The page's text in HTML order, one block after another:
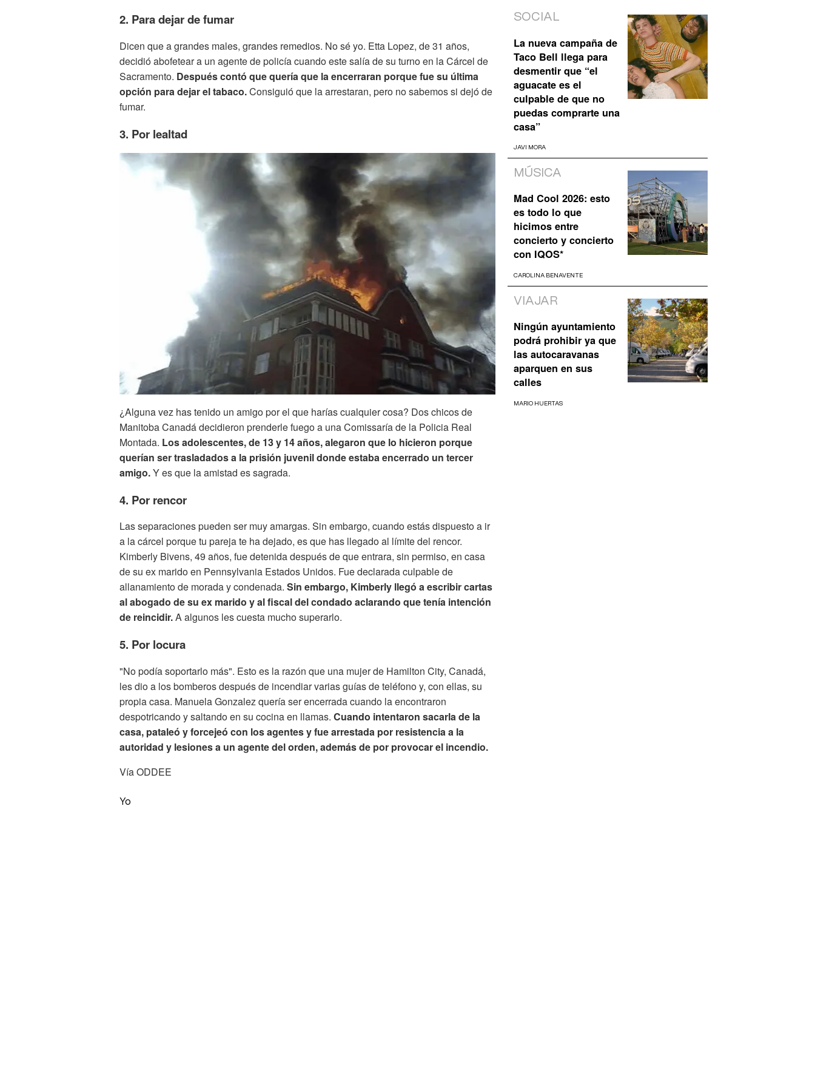
2. Para dejar de fumar
Dicen que a grandes males, grandes remedios. No sé yo. Etta Lopez, de 31 años,
decidió abofetear a un agente de policía cuando este salía de su turno en la Cárcel de
Sacramento. Después contó que quería que la encerraran porque fue su última
opción para dejar el tabaco.Consiguió que la arrestaran, pero no sabemos si dejó de
fumar.
3. Por lealtad
¿Alguna vez has tenido un amigo por el que harías cualquier cosa? Dos chicos de
Manitoba Canadá decidieron prenderle fuego a una Comissaría de la Policia Real
Montada. Los adolescentes, de 13 y 14 años, alegaron que lo hicieron porque
querían ser trasladados a la prisión juvenil donde estaba encerrado un tercer
amigo.Y es que la amistad es sagrada.
4. Por rencor
Las separaciones pueden ser muy amargas. Sin embargo, cuando estás dispuesto a ir
a la cárcel porque tu pareja te ha dejado, es que has llegado al límite del rencor.
Kimberly Bivens, 49 años, fue detenida después de que entrara, sin permiso, en casa
de su ex marido en Pennsylvania Estados Unidos. Fue declarada culpable de
allanamiento de morada y condenada. Sin embargo, Kimberly llegó a escribir cartas
al abogado de su ex marido y al fiscal del condado aclarando que tenía intención
de reincidir.A algunos les cuesta mucho superarlo.
5. Por locura
"No podía soportarlo más". Esto es la razón que una mujer de Hamilton City, Canadá,
les dio a los bomberos después de incendiar varias guías de teléfono y, con ellas, su
propia casa. Manuela Gonzalez quería ser encerrada cuando la encontraron
despotricando y saltando en su cocina en llamas. Cuando intentaron sacarla de la
casa, pataleó y forcejeó con los agentes y fue arrestada por resistencia a la
autoridad y lesiones a un agente del orden, además de por provocar el incendio.
Vía ODDEE
Yo
SOCIAL
La nueva campaña de
Taco Bell llega para
desmentir que “el
aguacate es el
culpable de que no
puedas comprarte una
casa”
JAVI MORA
MÚSICA
Mad Cool 2026: esto
es todo lo que
hicimos entre
concierto y concierto
con IQOS*
CAROLINA BENAVENTE
VIAJAR
Ningún ayuntamiento
podrá prohibir ya que
las autocaravanas
aparquen en sus
calles
MARIO HUERTAS